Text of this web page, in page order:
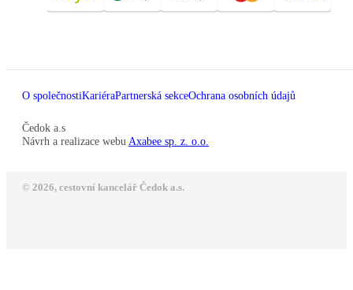
O společnostiKariéraPartnerská sekceOchrana osobních údajů
Čedok a.s
Návrh a realizace webu Axabee sp. z. o.o.
© 2026, cestovní kancelář Čedok a.s.